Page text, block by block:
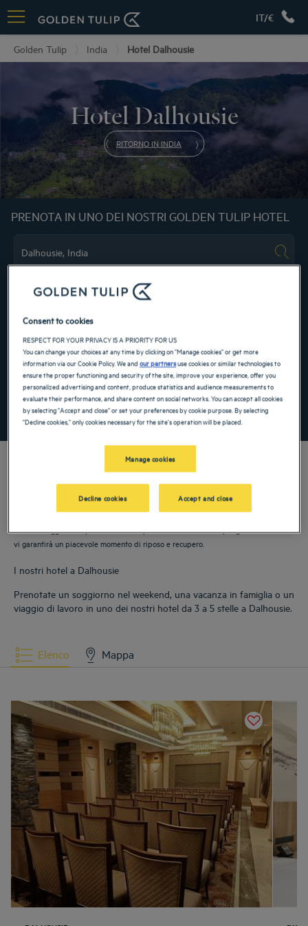
IT/€
Golden Tulip India Hotel Dalhousie
Hotel Dalhousie
RITORNO IN INDIA
PRENOTA IN UNO DEI NOSTRI GOLDEN TULIP HOTEL
Navigate forward to interact with the calendar and select a date. Press the
TROVA UN HOTEL
Aggiungi un codice speciale
I nostri hotel Golden Tulip vi danno il benvenuto a Dalhousie. Ristoranti,
parcheggio, sala riunioni, camere comode: facciamo del nostro meglio per rendere
il vostro soggiorno il più confortevole possibile. La nostra ampia gamma di servizi
vi garantirà un piacevole momento di riposo e recupero.
I nostri hotel a Dalhousie
Prenotate un soggiorno nel weekend, una vacanza in famiglia o un
viaggio di lavoro in uno dei nostri hotel da 3 a 5 stelle a Dalhousie.
Elenco Mappa
Consent to cookies
RESPECT FOR YOUR PRIVACY IS A PRIORITY FOR US
You can change your choices at any time by clicking on "Manage cookies" or get more
information via our Cookie Policy. We andour partnersuse cookies or similar technologies to
ensure the proper functioning and security of the site, improve your experience, offer you
personalized advertising and content, produce statistics and audience measurements to
evaluate their performance, and share content on social networks. You can accept all cookies
by selecting "Accept and close" or set your preferences by cookie purpose. By selecting
"Decline cookies," only cookies necessary for the site's operation will be placed.
Manage cookies
Decline cookies Accept and close